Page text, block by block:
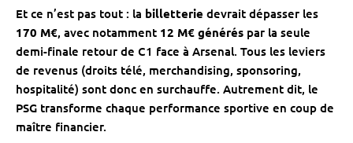
Et ce n’est pas tout : la billetterie devrait dépasser les
170 M€, avec notamment 12 M€ générés par la seule
demi-finale retour de C1 face à Arsenal. Tous les leviers
de revenus (droits télé, merchandising, sponsoring,
hospitalité) sont donc en surchauffe. Autrement dit, le
PSG transforme chaque performance sportive en coup de
maître financier.